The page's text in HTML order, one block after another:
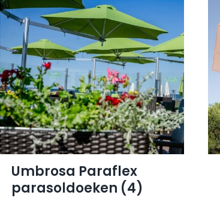
Umbrosa Paraflex
parasoldoeken (4)